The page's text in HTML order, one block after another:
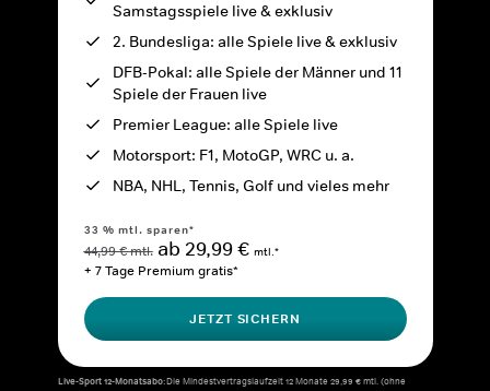
Samstagsspiele live & exklusiv
2. Bundesliga: alle Spiele live & exklusiv
DFB-Pokal: alle Spiele der Männer und 11
Spiele der Frauen live
Premier League: alle Spiele live
Motorsport: F1, MotoGP, WRC u. a.
NBA, NHL, Tennis, Golf und vieles mehr
33 % mtl. sparen*
44,99 € mtl. ab 29,99 € mtl.*
+ 7 Tage Premium gratis*
JETZT SICHERN
Live-Sport 12-Monatsabo:Die Mindestvertragslaufzeit 12 Monate 29,99 € mtl. (ohne